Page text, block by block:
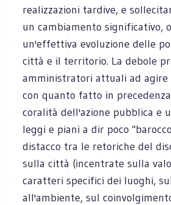
realizzazioni tardive, e
un cambiamento significativo,
un'effettiva evoluzione delle
città e il territorio. La debole
amministratori attuali ad agire
con quanto fatto in
coralità dell'azione pubblica e
leggi e piani a dir poco
distacco tra le retoriche del
sulla città (incentrate sulla
caratteri specifici dei luoghi,
all'ambiente, sul